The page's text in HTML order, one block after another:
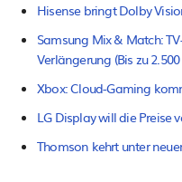
Hisense bringt Dolby
Samsung Mix & Match:
Verlängerung (Bis zu
Xbox: Cloud-Gaming
LG Display will die Preise
Thomson kehrt unter